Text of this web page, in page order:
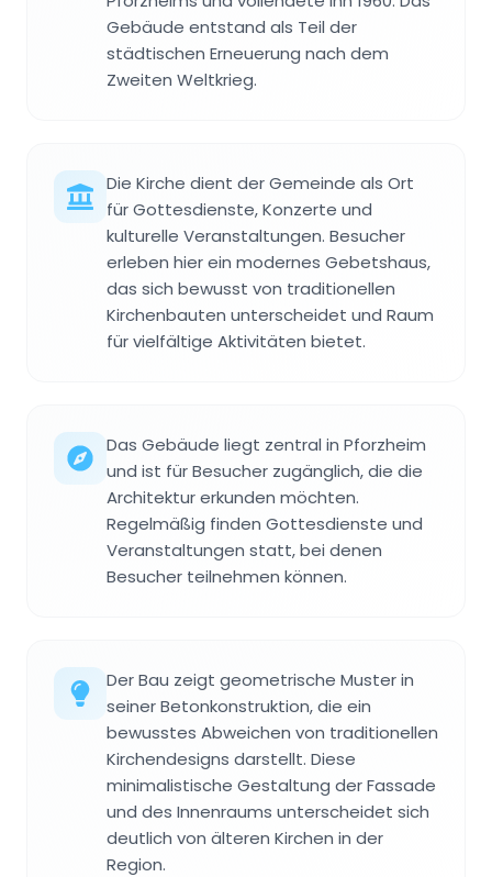
Gebäude entstand als Teil der
städtischen Erneuerung nach dem
Zweiten Weltkrieg.
Die Kirche dient der Gemeinde als Ort
für Gottesdienste, Konzerte und
kulturelle Veranstaltungen. Besucher
erleben hier ein modernes Gebetshaus,
das sich bewusst von traditionellen
Kirchenbauten unterscheidet und Raum
für vielfältige Aktivitäten bietet.
Das Gebäude liegt zentral in Pforzheim
und ist für Besucher zugänglich, die die
Architektur erkunden möchten.
Regelmäßig finden Gottesdienste und
Veranstaltungen statt, bei denen
Besucher teilnehmen können.
Der Bau zeigt geometrische Muster in
seiner Betonkonstruktion, die ein
bewusstes Abweichen von traditionellen
Kirchendesigns darstellt. Diese
minimalistische Gestaltung der Fassade
und des Innenraums unterscheidet sich
deutlich von älteren Kirchen in der
Region.